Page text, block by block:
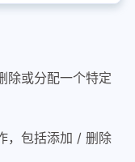
除或分配一个特定
，包括添加 / 删除